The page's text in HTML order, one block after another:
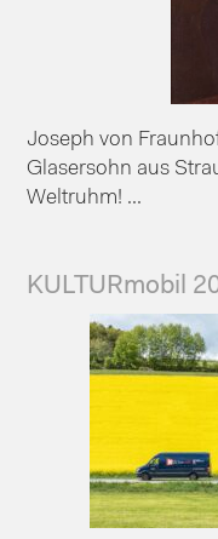
Joseph von
Glasersohn aus
Weltruhm! ...
KULTURmobil